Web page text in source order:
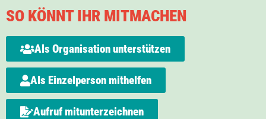
SO KÖNNT IHR MITMACHEN
Als Organisation unterstützen
Als Einzelperson mithelfen
Aufruf mitunterzeichnen